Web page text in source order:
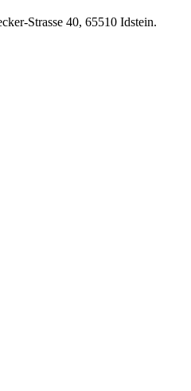
Strasse 40, 65510 Idstein.